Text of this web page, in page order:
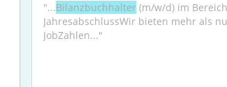
"...Bilanzbuchhalter (m/w/d) im Bereich
JahresabschlussWir bieten mehr als
JobZahlen..."